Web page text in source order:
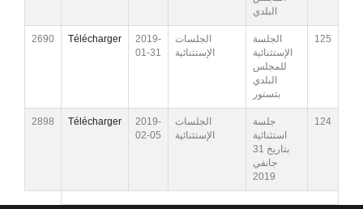
البلدي
125
الجلسة
الإستثنائية
للمجلس
البلدي
بتستور
الجلسات
الإستثنائية
2019-
01-31
Télécharger
2690
124
جلسة
استثنائية
بتاريخ 31
جانفي
2019
الجلسات
الإستثنائية
2019-
02-05
Télécharger
2898